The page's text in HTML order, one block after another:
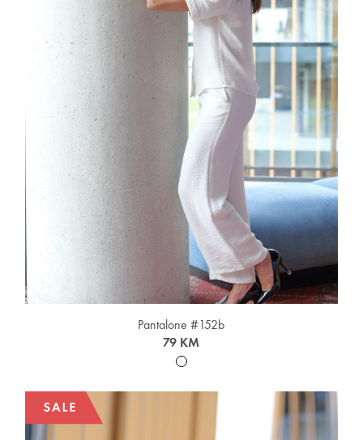
Pantalone #152b
79 KM